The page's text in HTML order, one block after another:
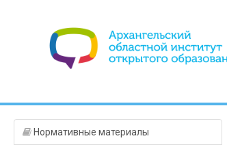
Нормативные материалы